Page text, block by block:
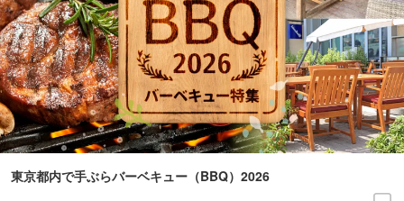
東京都内で手ぶらバーベキュー（BBQ）2026